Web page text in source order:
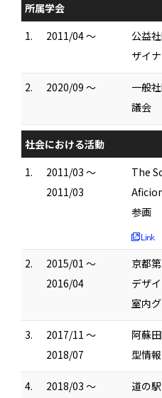
所属学会
1.
2011/04 ～
公益
ザイ
2. 2020/09 ～
一般
議会
社会における活動
1.
2011/03 ～
2011/03
The
参画
2.
2015/01 ～
2016/04
京都
デザ
室内
3.
2017/11 ～
2018/07
阿蘇
型情
4.
2018/03 ～
道の